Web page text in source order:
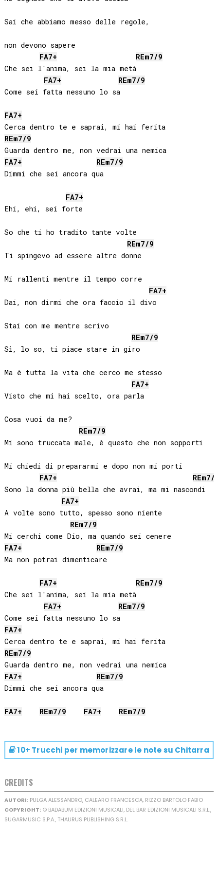
Sai che abbiamo messo delle regole,
non devono sapere
FA7+ REm7/9
Che sei l'anima, sei la mia metà
FA7+ REm7/9
Come sei fatta nessuno lo sa
FA7+
Cerca dentro te e saprai, mi hai ferita
REm7/9
Guarda dentro me, non vedrai una nemica
FA7+ REm7/9
Dimmi che sei ancora qua
FA7+
Ehi, ehi, sei forte
So che ti ho tradito tante volte
REm7/9
Ti spingevo ad essere altre donne
Mi rallenti mentre il tempo corre
FA7+
Dai, non dirmi che ora faccio il divo
Stai con me mentre scrivo
REm7/9
Sì, lo so, ti piace stare in giro
Ma è tutta la vita che cerco me stesso
FA7+
Visto che mi hai scelto, ora parla
Cosa vuoi da me?
REm7/9
Mi sono truccata male, è questo che non sopporti
Mi chiedi di prepararmi e dopo non mi porti
FA7+ REm7/
Sono la donna più bella che avrai, ma mi nascondi
FA7+
A volte sono tutto, spesso sono niente
REm7/9
FA7+ REm7/9
Ma non potrai dimenticare
FA7+ REm7/9
Che sei l'anima, sei la mia metà
FA7+ REm7/9
Come sei fatta nessuno lo sa
FA7+
Cerca dentro te e saprai, mi hai ferita
REm7/9
Guarda dentro me, non vedrai una nemica
FA7+ REm7/9
Dimmi che sei ancora qua
FA7+ REm7/9 FA7+ REm7/9
10+ Trucchi per memorizzare le note su Chitarra
CREDITS
AUTORI:PULGA ALESSANDRO, CALEARO FRANCESCA, RIZZO BARTOLO FABIO
COPYRIGHT:© BADABUM EDIZIONI MUSICALI, DEL BAR EDIZIONI MUSICALI S.R.L.,
SUGARMUSIC S.P.A., THAURUS PUBLISHING S.R.L.